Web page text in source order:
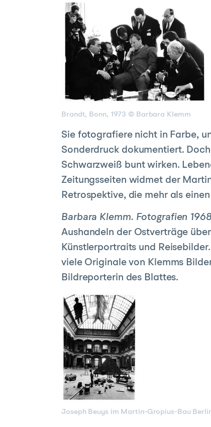
Brandt, Bonn, 1973 © Barbara Klemm
Sie fotografiere nicht in Farbe,
Sonderdruck dokumentiert.
Schwarzweiß bunt wirken.
Zeitungsseiten widmet der
Retrospektive, die mehr als
Barbara Klemm. Fotografien
Aushandeln der Ostverträge
Künstlerportraits und
viele Originale von Klemms
Bildreporterin des Blattes.
Joseph Beuys im Martin-Gropius-Bau